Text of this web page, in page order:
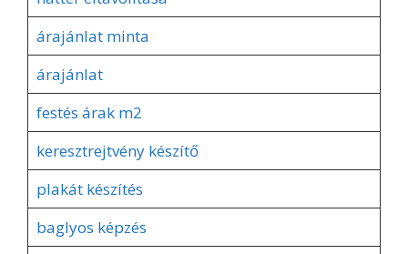
árajánlat minta
árajánlat
festés árak m2
keresztrejtvény készítő
plakát készítés
baglyos képzés